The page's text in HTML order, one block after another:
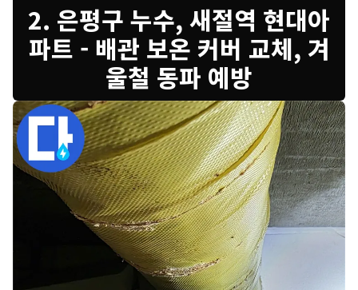
2. 은평구 누수, 새절역 현대아
파트 - 배관 보온 커버 교체, 겨
울철 동파 예방